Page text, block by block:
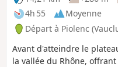
4h 55
Moyenne
Départ à Piolenc
Avant d'atteindre le
la vallée du Rhône,